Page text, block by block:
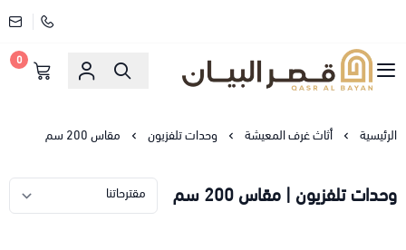
قصر البيان للمفارش والاثاث
0
الرئيسية أثاث غرف المعيشة وحدات تلفزيون مقاس 200 سم
وحدات تلفزيون | مقاس 200 سم